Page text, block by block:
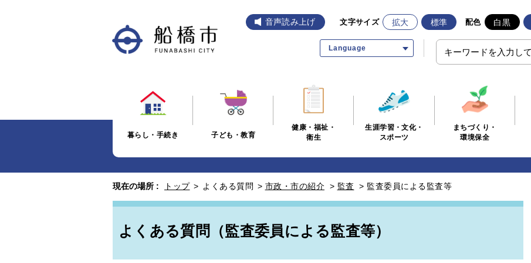
音声読み上げ 文字サイズ 拡大 標準 配色 白黒
Language
暮らし・手続き 子ども・教育
健康・福祉・
衛生
生涯学習・文化・
スポーツ
まちづくり・
環境保全
現在の場所 : トップ > よくある質問 > 市政・市の紹介 > 監査 > 監査委員による監査等
よくある質問（監査委員による監査等）